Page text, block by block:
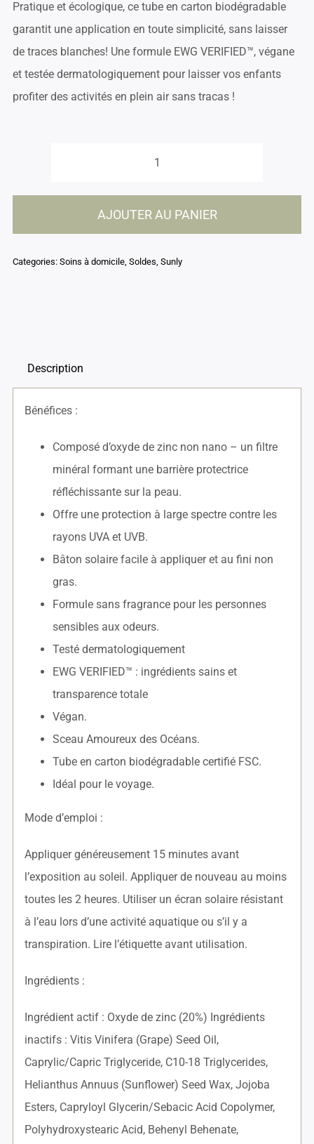
Pratique et écologique, ce tube en carton biodégradable
garantit une application en toute simplicité, sans laisser
de traces blanches! Une formule EWG VERIFIED™, végane
et testée dermatologiquement pour laisser vos enfants
profiter des activités en plein air sans tracas !
de
Bâton
minéral
-
Enfants
AJOUTER AU PANIER
Categories: Soins à domicile, Soldes, Sunly
Description
Bénéfices :
Composé d’oxyde de zinc non nano – un filtre
minéral formant une barrière protectrice
réfléchissante sur la peau.
Offre une protection à large spectre contre les
rayons UVA et UVB.
Bâton solaire facile à appliquer et au fini non
gras.
Formule sans fragrance pour les personnes
sensibles aux odeurs.
Testé dermatologiquement
EWG VERIFIED™ : ingrédients sains et
transparence totale
Végan.
Sceau Amoureux des Océans.
Tube en carton biodégradable certifié FSC.
Idéal pour le voyage.
Mode d’emploi :
Appliquer généreusement 15 minutes avant
l’exposition au soleil. Appliquer de nouveau au moins
toutes les 2 heures. Utiliser un écran solaire résistant
à l’eau lors d’une activité aquatique ou s’il y a
transpiration. Lire l’étiquette avant utilisation.
Ingrédients :
Ingrédient actif : Oxyde de zinc (20%) Ingrédients
inactifs : Vitis Vinifera (Grape) Seed Oil,
Caprylic/Capric Triglyceride, C10-18 Triglycerides,
Helianthus Annuus (Sunflower) Seed Wax, Jojoba
Esters, Capryloyl Glycerin/Sebacic Acid Copolymer,
Polyhydroxystearic Acid, Behenyl Behenate,